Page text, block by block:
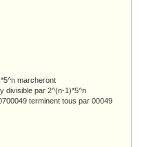
marcheront
divisible par 2^(n-1)*5^n
terminent tous par 00049